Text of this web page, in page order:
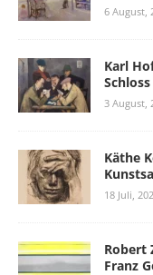
6 August,
Karl
3 August,
Käthe
18 Juli,
Robert
Franz